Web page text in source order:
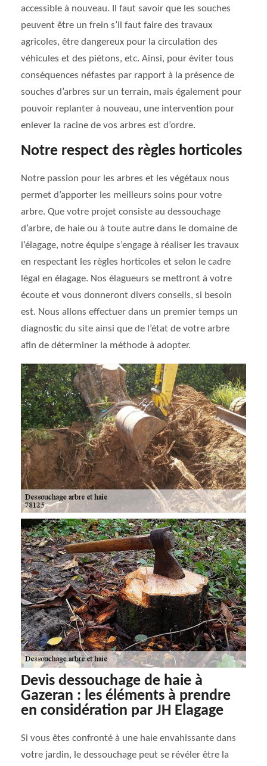
accessible à nouveau. Il faut savoir que les souches
peuvent être un frein s’il faut faire des travaux
agricoles, être dangereux pour la circulation des
véhicules et des piétons, etc. Ainsi, pour éviter tous
conséquences néfastes par rapport à la présence de
souches d’arbres sur un terrain, mais également pour
pouvoir replanter à nouveau, une intervention pour
enlever la racine de vos arbres est d’ordre.
Notre respect des règles horticoles
Notre passion pour les arbres et les végétaux nous
permet d’apporter les meilleurs soins pour votre
arbre. Que votre projet consiste au dessouchage
d’arbre, de haie ou à toute autre dans le domaine de
l’élagage, notre équipe s’engage à réaliser les travaux
en respectant les règles horticoles et selon le cadre
légal en élagage. Nos élagueurs se mettront à votre
écoute et vous donneront divers conseils, si besoin
est. Nous allons effectuer dans un premier temps un
diagnostic du site ainsi que de l’état de votre arbre
afin de déterminer la méthode à adopter.
Devis dessouchage de haie à
Gazeran : les éléments à prendre
en considération par JH Elagage
Si vous êtes confronté à une haie envahissante dans
votre jardin, le dessouchage peut se révéler être la